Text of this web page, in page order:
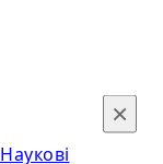
Наукові
×